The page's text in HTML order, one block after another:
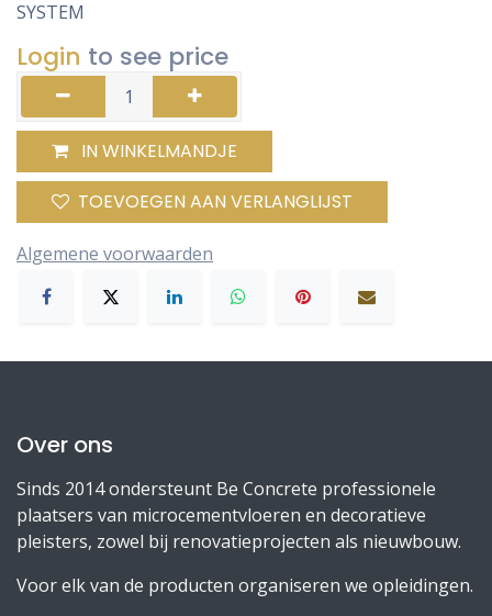
SYSTEM
Login to see price
IN WINKELMANDJE
TOEVOEGEN AAN VERLANGLIJST
Algemene voorwaarden
Over ons
Sinds 2014 ondersteunt Be Concrete professionele
plaatsers van microcementvloeren en decoratieve
pleisters, zowel bij renovatieprojecten als nieuwbouw.
Voor elk van de producten organiseren we opleidingen.